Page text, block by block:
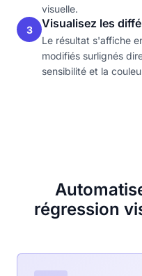
visuelle.
3
Visualisez les
Le résultat s'affiche
modifiés surlignés
sensibilité et la
régression